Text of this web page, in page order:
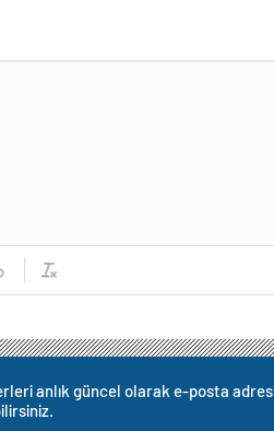
anlık güncel olarak e-posta